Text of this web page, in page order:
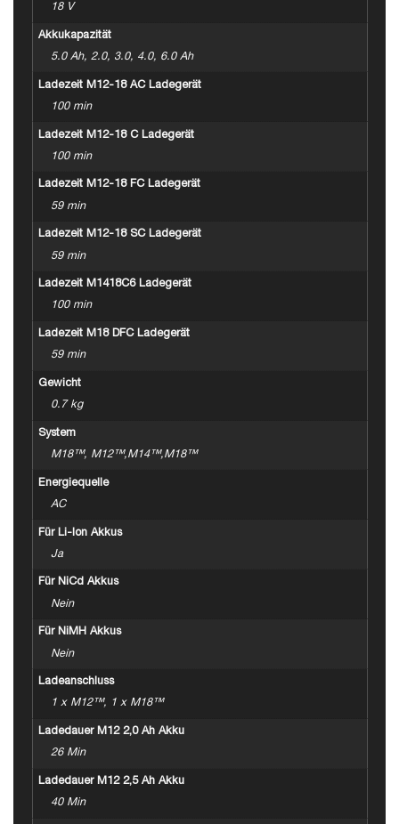
18 V
Akkukapazität
5.0 Ah, 2.0, 3.0, 4.0, 6.0 Ah
Ladezeit M12-18 AC Ladegerät
100 min
Ladezeit M12-18 C Ladegerät
100 min
Ladezeit M12-18 FC Ladegerät
59 min
Ladezeit M12-18 SC Ladegerät
59 min
Ladezeit M1418C6 Ladegerät
100 min
Ladezeit M18 DFC Ladegerät
59 min
Gewicht
0.7 kg
System
M18™, M12™,M14™,M18™
Energiequelle
AC
Für Li-Ion Akkus
Ja
Für NiCd Akkus
Nein
Für NiMH Akkus
Nein
Ladeanschluss
1 x M12™, 1 x M18™
Ladedauer M12 2,0 Ah Akku
26 Min
Ladedauer M12 2,5 Ah Akku
40 Min